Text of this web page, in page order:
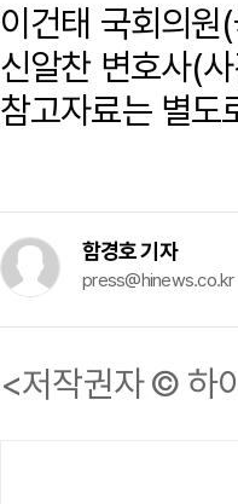
이건태 국회의원
신알찬 변호사(
참고자료는 별도
함경호 기자
press@hinews.co.kr
<저작권자 © 하